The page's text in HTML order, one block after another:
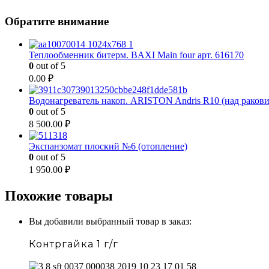
Обратите внимание
Теплообменник битерм. BAXI Main four арт. 616170
0 out of 5
0.00 ₽
Водонагреватель накоп. ARISTON Andris R10 (над
0 out of 5
8 500.00 ₽
Экспанзомат плоский №6 (отопление)
0 out of 5
1 950.00 ₽
Похожие товары
Вы добавили выбранный товар в заказ:
Контргайка 1 г/г